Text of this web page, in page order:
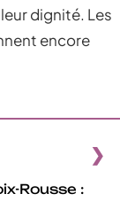
dignité. Les
encore
Rousse :